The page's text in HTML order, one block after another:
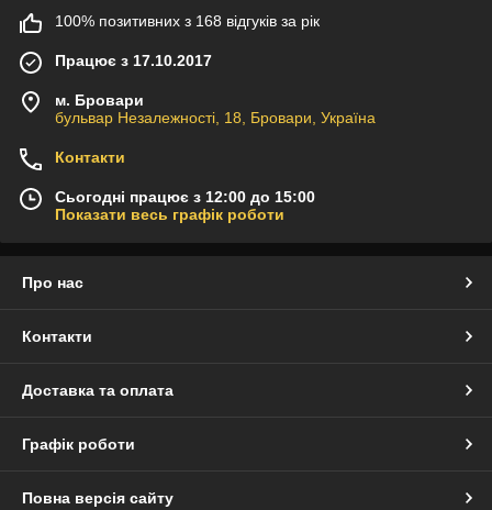
100% позитивних з 168 відгуків за рік
Працює з 17.10.2017
м. Бровари
бульвар Незалежності, 18, Бровари, Україна
Контакти
Сьогодні працює з 12:00 до 15:00
Показати весь графік роботи
Про нас
Контакти
Доставка та оплата
Графік роботи
Повна версія сайту